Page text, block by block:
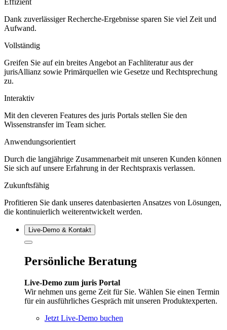
Dank zuverlässiger Recherche-Ergebnisse sparen Sie viel Zeit und
Aufwand.
Vollständig
Greifen Sie auf ein breites Angebot an Fachliteratur aus der
jurisAllianz sowie Primärquellen wie Gesetze und Rechtsprechung
zu.
Interaktiv
Mit den cleveren Features des juris Portals stellen Sie den
Wissenstransfer im Team sicher.
Anwendungsorientiert
Durch die langjährige Zusammenarbeit mit unseren Kunden können
Sie sich auf unsere Erfahrung in der Rechtspraxis verlassen.
Zukunftsfähig
Profitieren Sie dank unseres datenbasierten Ansatzes von Lösungen,
die kontinuierlich weiterentwickelt werden.
Live‑Demo & Kontakt
Persönliche Beratung
Live-Demo zum juris Portal
Wir nehmen uns gerne Zeit für Sie. Wählen Sie einen Termin
für ein ausführliches Gespräch mit unseren Produktexperten.
Jetzt Live-Demo buchen